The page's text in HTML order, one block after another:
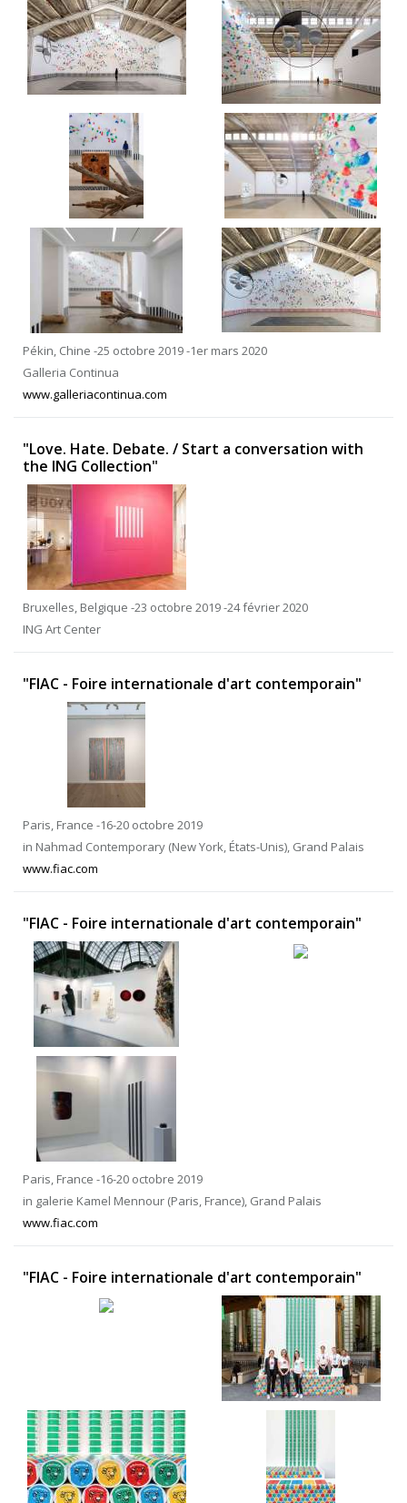
Pékin, Chine -25 octobre 2019 -1er mars 2020
Galleria Continua
www.galleriacontinua.com
"Love. Hate. Debate. / Start a conversation with
the ING Collection"
Bruxelles, Belgique -23 octobre 2019 -24 février 2020
ING Art Center
"FIAC - Foire internationale d'art contemporain"
Paris, France -16-20 octobre 2019
in Nahmad Contemporary (New York, États-Unis), Grand Palais
www.fiac.com
"FIAC - Foire internationale d'art contemporain"
Paris, France -16-20 octobre 2019
in galerie Kamel Mennour (Paris, France), Grand Palais
www.fiac.com
"FIAC - Foire internationale d'art contemporain"